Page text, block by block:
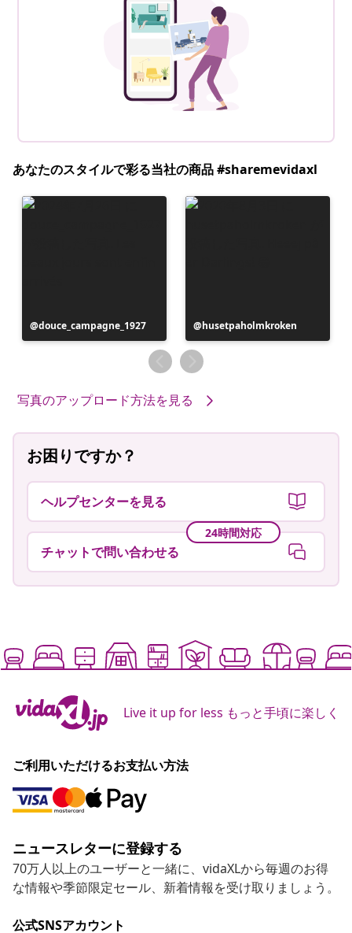
あなたのスタイルで彩る当社の商品 #sharemevidaxl
投
稿
douce_campagne_1927
投
稿
者
husetpaholmkroken
写真のアップロード方法を見る
お困りですか？
ヘルプセンターを見る
24時間対応
チャットで問い合わせる
Live it up for less もっと手頃に楽しく
ご利用いただけるお支払い方法
ニュースレターに登録する
70万人以上のユーザーと一緒に、vidaXLから毎週のお得
な情報や季節限定セール、新着情報を受け取りましょう。
公式SNSアカウント